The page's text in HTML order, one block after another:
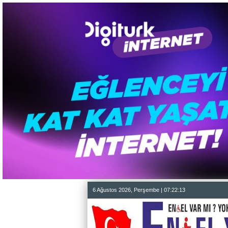
6 Ağustos 2026, Perşembe | 07:22:14